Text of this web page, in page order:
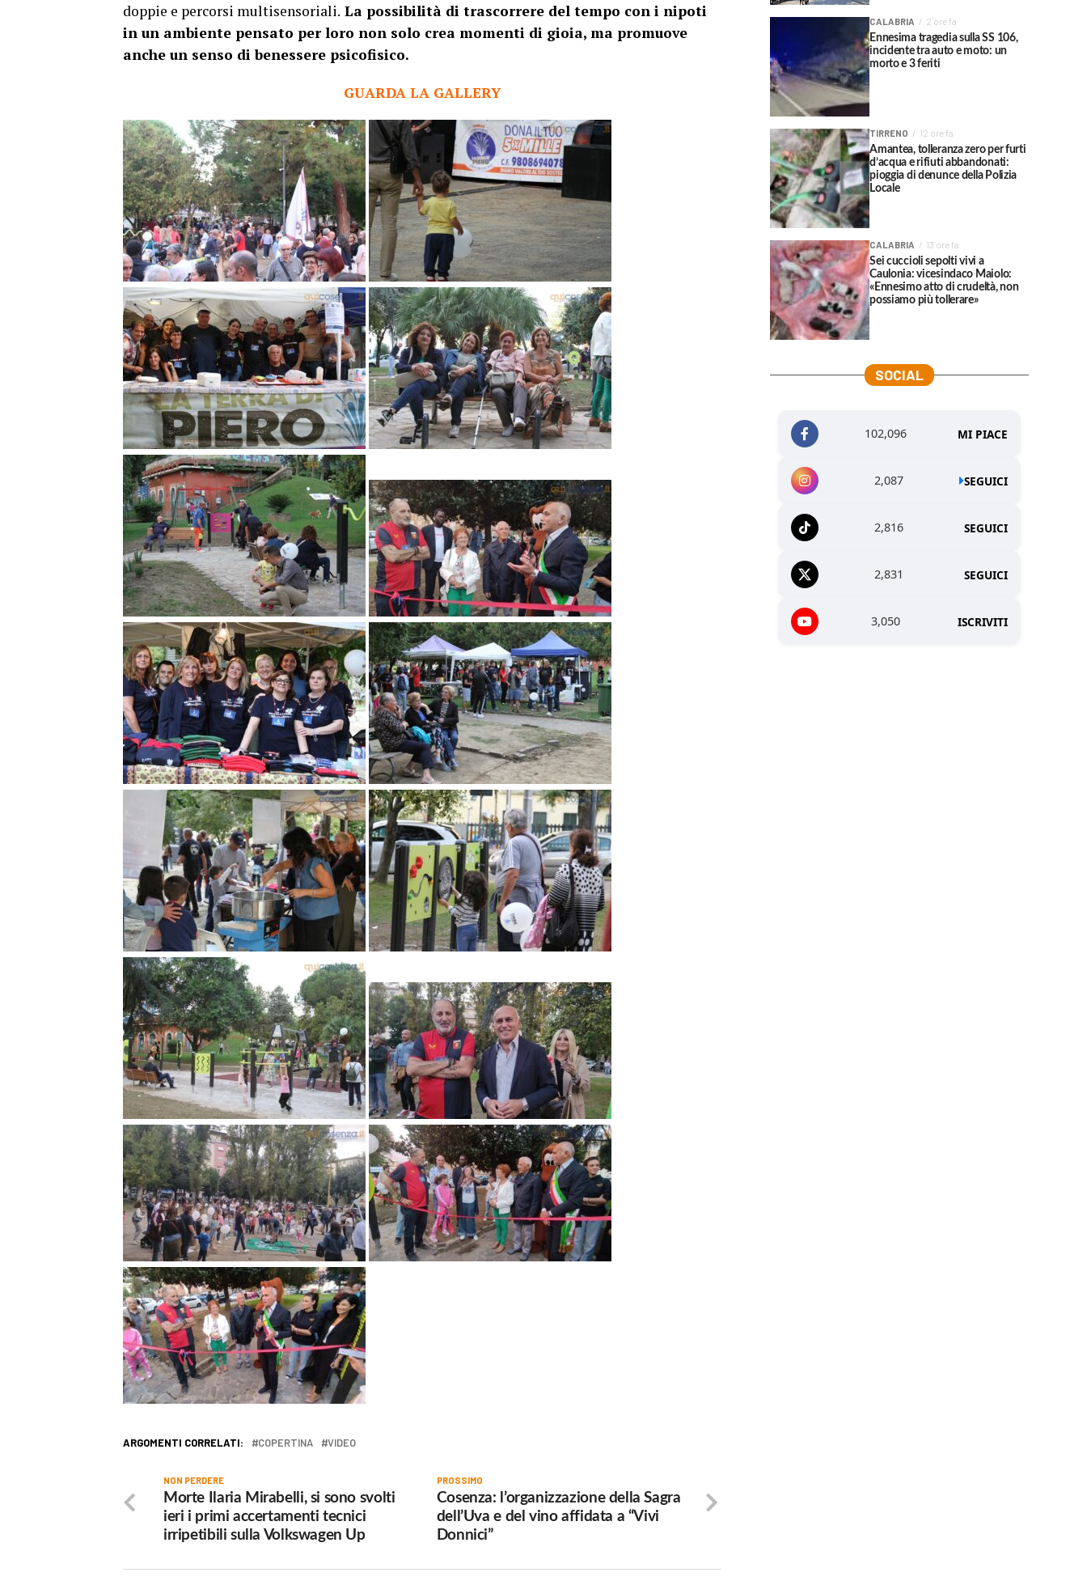
doppie e percorsi multisensoriali. La possibilità di trascorrere del tempo con i nipoti
in un ambiente pensato per loro non solo crea momenti di gioia, ma promuove
anche un senso di benessere psicofisico.
GUARDA LA GALLERY
ARGOMENTI CORRELATI: COPERTINA VIDEO
PROSSIMO
Cosenza: l’organizzazione della Sagra
dell’Uva e del vino affidata a “Vivi
Donnici”
NON PERDERE
Morte Ilaria Mirabelli, si sono svolti
ieri i primi accertamenti tecnici
irripetibili sulla Volkswagen Up
CALABRIA 2 ore fa
Ennesima tragedia sulla SS 106,
incidente tra auto e moto: un
morto e 3 feriti
TIRRENO 12 ore fa
Amantea, tolleranza zero per furti
d’acqua e rifiuti abbandonati:
pioggia di denunce della Polizia
Locale
CALABRIA 13 ore fa
Sei cuccioli sepolti vivi a
Caulonia: vicesindaco Maiolo:
«Ennesimo atto di crudeltà, non
possiamo più tollerare»
SOCIAL
102,096 MI PIACE
2,087 SEGUICI
2,816 SEGUICI
2,831 SEGUICI
3,050 ISCRIVITI